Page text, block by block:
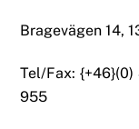
Bragevägen 14,
Tel/Fax:
955